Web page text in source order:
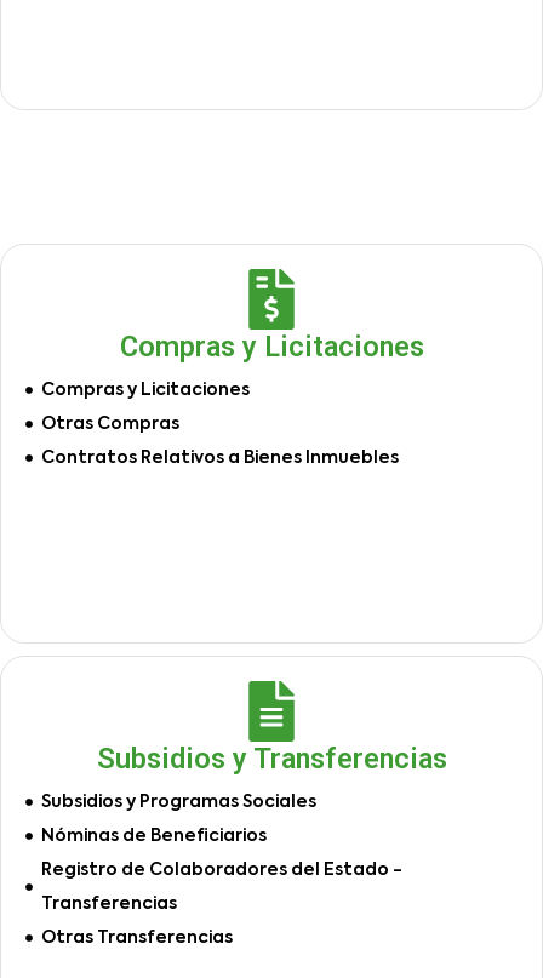
Compras y Licitaciones
Compras y Licitaciones
Otras Compras
Contratos Relativos a Bienes Inmuebles
Subsidios y Transferencias
Subsidios y Programas Sociales
Nóminas de Beneficiarios
Registro de Colaboradores del Estado -
Transferencias
Otras Transferencias